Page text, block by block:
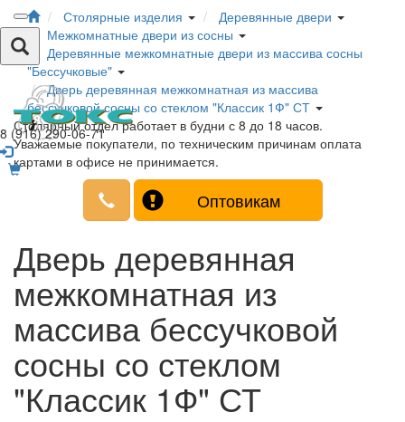
8 (916) 290-06-71
Столярные изделия
Деревянные двери
Межкомнатные двери из сосны
Деревянные межкомнатные двери из массива сосны
"Бессучковые"
Дверь деревянная межкомнатная из массива
бессучковой сосны со стеклом "Классик 1Ф" СТ
Столярный отдел работает в будни с 8 до 18 часов.
Уважаемые покупатели, по техническим причинам оплата
картами в офисе не принимается.
Оптовикам
Дверь деревянная
межкомнатная из
массива бессучковой
сосны со стеклом
"Классик 1Ф" СТ